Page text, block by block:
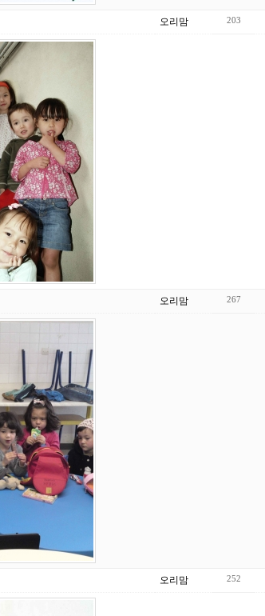
오리맘 203
오리맘 267
오리맘 252